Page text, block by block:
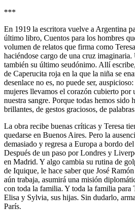
***
En 1919 la escritora vuelve a Argentina
último libro, Cuentos para los hombres
volumen de relatos que firma como
haciéndose cargo de una cruz imaginaria.
también su último seudónimo. Allí
de Caperucita roja en la que la niña se
desenlace no es, no puede ser,
mujeres llevamos el corazón cubierto por
nuestra sangre. Porque todas hemos sido
brillantes, de gestos graciosos, de
La obra recibe buenas críticas y Teresa
quedarse en Buenos Aires. Pero la
demasiado y regresa a Europa a bordo
Después de un paso por Londres y
en Madrid. Y algo cambia su rutina de
de Iquique, le hace saber que José
aún trabaja, asumirá una misión
con toda la familia. Y toda la familia para
Elisa y Sylvia, sus hijas. Sin dudarlo,
París.